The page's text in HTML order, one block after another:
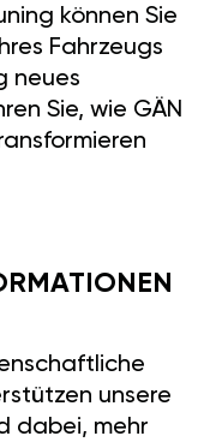
können Sie
Fahrzeugs
neues
Sie, wie GÄN
unsere
dabei, mehr